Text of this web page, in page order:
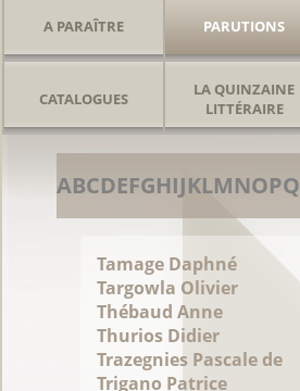
A PARAÎTRE PARUTIONS
CATALOGUES
LA QUINZAINE
LITTÉRAIRE
ABCDEFGHIJKLMNOPQ
Tamage Daphné
Targowla Olivier
Thébaud Anne
Thurios Didier
Trazegnies Pascale de
Trigano Patrice